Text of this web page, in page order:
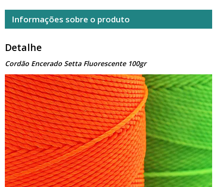
Informações sobre o produto
Detalhe
Cordão Encerado Setta Fluorescente 100gr